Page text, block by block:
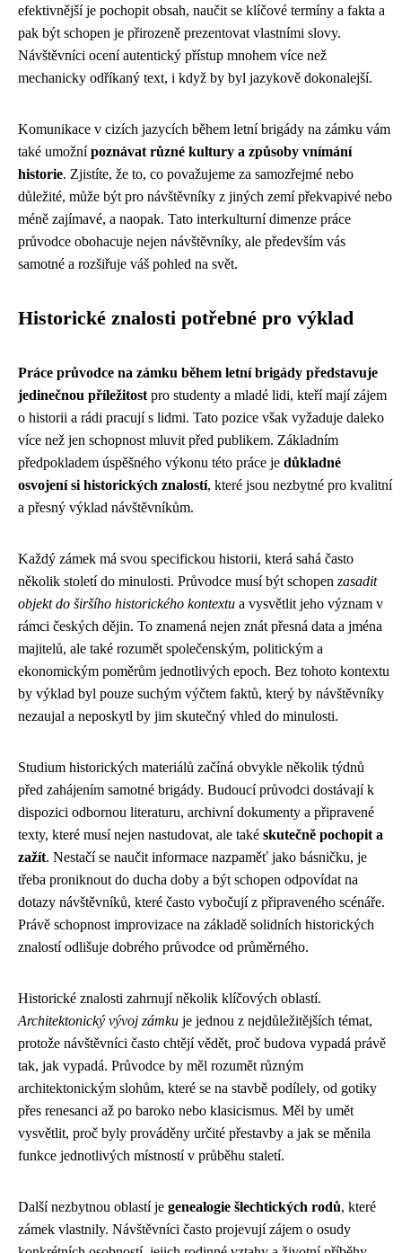
efektivnější je pochopit obsah, naučit se klíčové termíny a fakta a
pak být schopen je přirozeně prezentovat vlastními slovy.
Návštěvníci ocení autentický přístup mnohem více než
mechanicky odříkaný text, i když by byl jazykově dokonalejší.
Komunikace v cizích jazycích během letní brigády na zámku vám
také umožnípoznávat různé kultury a způsoby vnímání
historie. Zjistíte, že to, co považujeme za samozřejmé nebo
důležité, může být pro návštěvníky z jiných zemí překvapivé nebo
méně zajímavé, a naopak. Tato interkulturní dimenze práce
průvodce obohacuje nejen návštěvníky, ale především vás
samotné a rozšiřuje váš pohled na svět.
Historické znalosti potřebné pro výklad
Práce průvodce na zámku během letní brigády představuje
jedinečnou příležitost pro studenty a mladé lidi, kteří mají zájem
o historii a rádi pracují s lidmi. Tato pozice však vyžaduje daleko
více než jen schopnost mluvit před publikem. Základním
předpokladem úspěšného výkonu této práce je důkladné
osvojení si historických znalostí, které jsou nezbytné pro kvalitní
a přesný výklad návštěvníkům.
Každý zámek má svou specifickou historii, která sahá často
několik století do minulosti. Průvodce musí být schopen zasadit
objekt do širšího historického kontextu a vysvětlit jeho význam v
rámci českých dějin. To znamená nejen znát přesná data a jména
majitelů, ale také rozumět společenským, politickým a
ekonomickým poměrům jednotlivých epoch. Bez tohoto kontextu
by výklad byl pouze suchým výčtem faktů, který by návštěvníky
nezaujal a neposkytl by jim skutečný vhled do minulosti.
Studium historických materiálů začíná obvykle několik týdnů
před zahájením samotné brigády. Budoucí průvodci dostávají k
dispozici odbornou literaturu, archivní dokumenty a připravené
texty, které musí nejen nastudovat, ale také skutečně pochopit a
zažít. Nestačí se naučit informace nazpaměť jako básničku, je
třeba proniknout do ducha doby a být schopen odpovídat na
dotazy návštěvníků, které často vybočují z připraveného scénáře.
Právě schopnost improvizace na základě solidních historických
znalostí odlišuje dobrého průvodce od průměrného.
Historické znalosti zahrnují několik klíčových oblastí.
Architektonický vývoj zámku je jednou z nejdůležitějších témat,
protože návštěvníci často chtějí vědět, proč budova vypadá právě
tak, jak vypadá. Průvodce by měl rozumět různým
architektonickým slohům, které se na stavbě podílely, od gotiky
přes renesanci až po baroko nebo klasicismus. Měl by umět
vysvětlit, proč byly prováděny určité přestavby a jak se měnila
funkce jednotlivých místností v průběhu staletí.
Další nezbytnou oblastí je genealogie šlechtických rodů, které
zámek vlastnily. Návštěvníci často projevují zájem o osudy